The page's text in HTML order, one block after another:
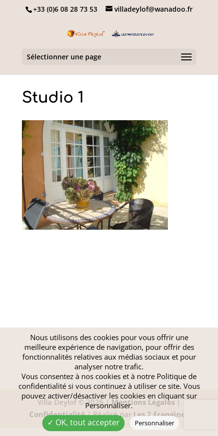
+33 (0)6 08 28 73 53 villadeylof@wanadoo.fr
Sélectionner une page
Studio 1
Villa Deylof © 2026 |Mentions Légales |
Confidentialité| Réalisé par Les 2 Frangines
Nous utilisons des cookies pour vous offrir une
meilleure expérience de navigation, pour offrir des
fonctionnalités relatives aux médias sociaux et pour
analyser notre trafic.
Vous consentez à nos cookies et à notre Politique de
confidentialitési vous continuez à utiliser ce site. Vous
pouvez activer/désactiver les cookies en cliquant sur
Personnaliser.
✓ OK, tout accepter Personnaliser